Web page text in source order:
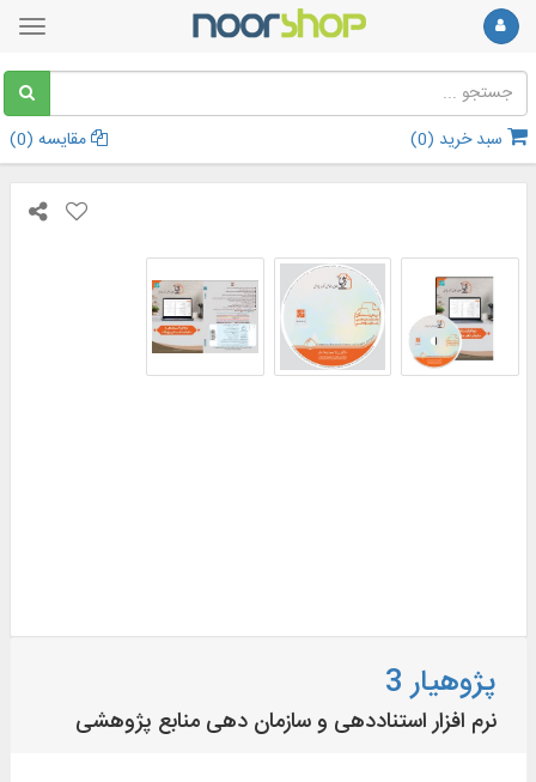
سبد خرید (0
) مقایسه (0
)
پژوهیار 3
نرم افزار استناددهی و سازمان دهی منابع پژوهشی